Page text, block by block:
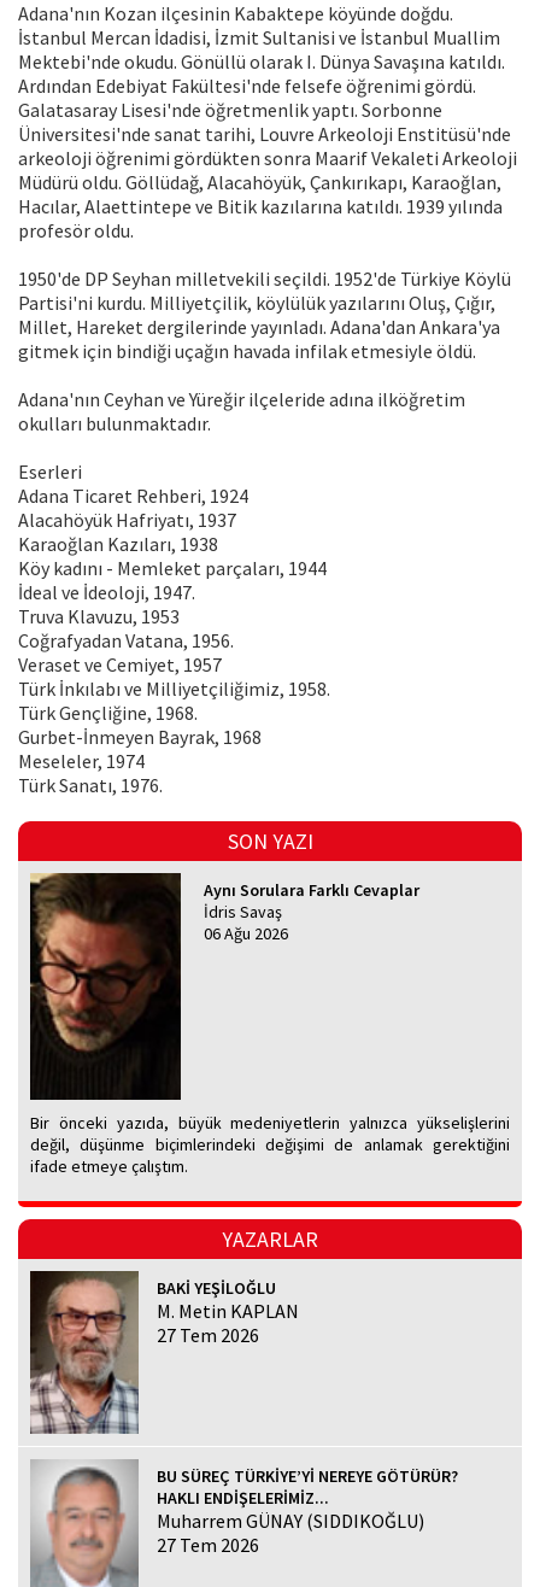
Adana'nın Kozan ilçesinin Kabaktepe köyünde doğdu.
İstanbul Mercan İdadisi, İzmit Sultanisi ve İstanbul Muallim
Mektebi'nde okudu. Gönüllü olarak I. Dünya Savaşına katıldı.
Ardından Edebiyat Fakültesi'nde felsefe öğrenimi gördü.
Galatasaray Lisesi'nde öğretmenlik yaptı. Sorbonne
Üniversitesi'nde sanat tarihi, Louvre Arkeoloji Enstitüsü'nde
arkeoloji öğrenimi gördükten sonra Maarif Vekaleti Arkeoloji
Müdürü oldu. Göllüdağ, Alacahöyük, Çankırıkapı, Karaoğlan,
Hacılar, Alaettintepe ve Bitik kazılarına katıldı. 1939 yılında
profesör oldu.
1950'de DP Seyhan milletvekili seçildi. 1952'de Türkiye Köylü
Partisi'ni kurdu. Milliyetçilik, köylülük yazılarını Oluş, Çığır,
Millet, Hareket dergilerinde yayınladı. Adana'dan Ankara'ya
gitmek için bindiği uçağın havada infilak etmesiyle öldü.
Adana'nın Ceyhan ve Yüreğir ilçeleride adına ilköğretim
okulları bulunmaktadır.
Eserleri
Adana Ticaret Rehberi, 1924
Alacahöyük Hafriyatı, 1937
Karaoğlan Kazıları, 1938
Köy kadını - Memleket parçaları, 1944
İdeal ve İdeoloji, 1947.
Truva Klavuzu, 1953
Coğrafyadan Vatana, 1956.
Veraset ve Cemiyet, 1957
Türk İnkılabı ve Milliyetçiliğimiz, 1958.
Türk Gençliğine, 1968.
Gurbet-İnmeyen Bayrak, 1968
Meseleler, 1974
Türk Sanatı, 1976.
SON YAZI
Aynı Sorulara Farklı Cevaplar
İdris Savaş
06 Ağu 2026
Bir önceki yazıda, büyük medeniyetlerin yalnızca yükselişlerini
değil, düşünme biçimlerindeki değişimi de anlamak gerektiğini
ifade etmeye çalıştım.
YAZARLAR
BAKİ YEŞİLOĞLU
M. Metin KAPLAN
27 Tem 2026
BU SÜREÇ TÜRKİYE’Yİ NEREYE GÖTÜRÜR?
HAKLI ENDİŞELERİMİZ...
Muharrem GÜNAY (SIDDIKOĞLU)
27 Tem 2026